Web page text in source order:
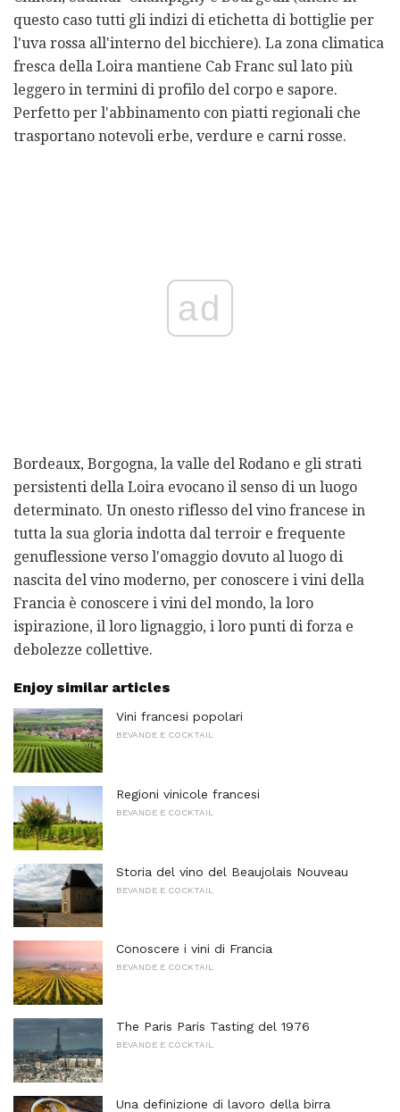
questo caso tutti gli indizi di etichetta di bottiglie per
l'uva rossa all'interno del bicchiere). La zona climatica
fresca della Loira mantiene Cab Franc sul lato più
leggero in termini di profilo del corpo e sapore.
Perfetto per l'abbinamento con piatti regionali che
trasportano notevoli erbe, verdure e carni rosse.
ad
Bordeaux, Borgogna, la valle del Rodano e gli strati
persistenti della Loira evocano il senso di un luogo
determinato. Un onesto riflesso del vino francese in
tutta la sua gloria indotta dal terroir e frequente
genuflessione verso l'omaggio dovuto al luogo di
nascita del vino moderno, per conoscere i vini della
Francia è conoscere i vini del mondo, la loro
ispirazione, il loro lignaggio, i loro punti di forza e
debolezze collettive.
Enjoy similar articles
Vini francesi popolari
BEVANDE E COCKTAIL
Regioni vinicole francesi
BEVANDE E COCKTAIL
Storia del vino del Beaujolais Nouveau
BEVANDE E COCKTAIL
Conoscere i vini di Francia
BEVANDE E COCKTAIL
The Paris Paris Tasting del 1976
BEVANDE E COCKTAIL
Una definizione di lavoro della birra